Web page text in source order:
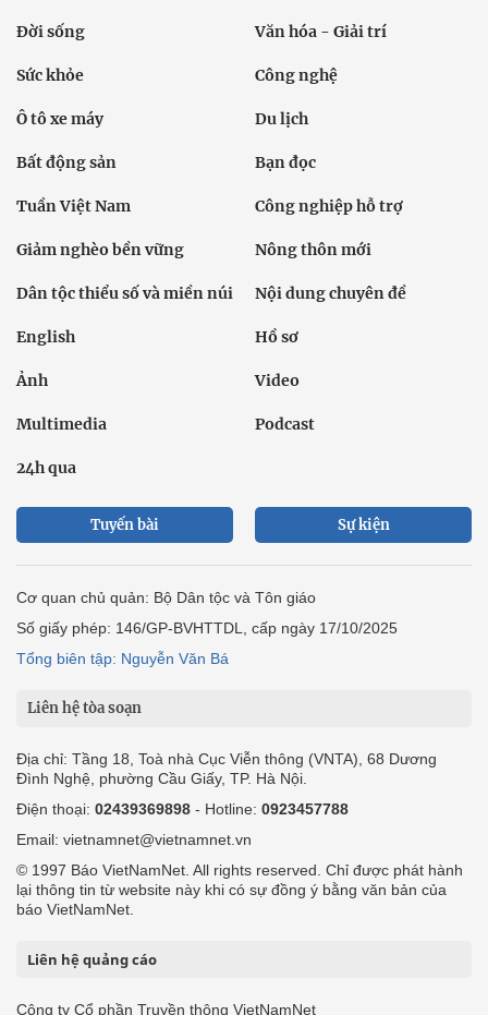
Đời sống Văn hóa - Giải trí
Sức khỏe Công nghệ
Ô tô xe máy Du lịch
Bất động sản Bạn đọc
Tuần Việt Nam Công nghiệp hỗ trợ
Giảm nghèo bền vững Nông thôn mới
Dân tộc thiểu số và miền núi Nội dung chuyên đề
English Hồ sơ
Ảnh Video
Multimedia Podcast
24h qua
Tuyến bài Sự kiện
Cơ quan chủ quản: Bộ Dân tộc và Tôn giáo
Số giấy phép: 146/GP-BVHTTDL, cấp ngày 17/10/2025
Tổng biên tập: Nguyễn Văn Bá
Liên hệ tòa soạn
Địa chỉ: Tầng 18, Toà nhà Cục Viễn thông (VNTA), 68 Dương
Đình Nghệ, phường Cầu Giấy, TP. Hà Nội.
Điện thoại: 02439369898 - Hotline: 0923457788
Email: vietnamnet@vietnamnet.vn
© 1997 Báo VietNamNet. All rights reserved. Chỉ được phát hành
lại thông tin từ website này khi có sự đồng ý bằng văn bản của
báo VietNamNet.
Liên hệ quảng cáo
Công ty Cổ phần Truyền thông VietNamNet